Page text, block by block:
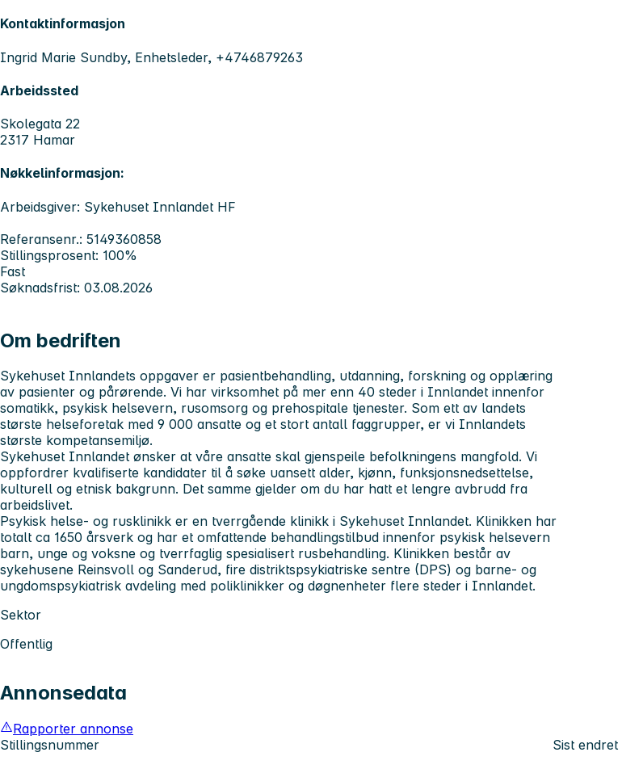
Kontaktinformasjon
Ingrid Marie Sundby, Enhetsleder, +4746879263
Arbeidssted
Skolegata 22
2317 Hamar
Nøkkelinformasjon:
Arbeidsgiver: Sykehuset Innlandet HF
Referansenr.: 5149360858
Stillingsprosent: 100%
Fast
Søknadsfrist: 03.08.2026
Om bedriften
Sykehuset Innlandets oppgaver er pasientbehandling, utdanning, forskning og opplæring
av pasienter og pårørende. Vi har virksomhet på mer enn 40 steder i Innlandet innenfor
somatikk, psykisk helsevern, rusomsorg og prehospitale tjenester. Som ett av landets
største helseforetak med 9 000 ansatte og et stort antall faggrupper, er vi Innlandets
største kompetansemiljø.
Sykehuset Innlandet ønsker at våre ansatte skal gjenspeile befolkningens mangfold. Vi
oppfordrer kvalifiserte kandidater til å søke uansett alder, kjønn, funksjonsnedsettelse,
kulturell og etnisk bakgrunn. Det samme gjelder om du har hatt et lengre avbrudd fra
arbeidslivet.
Psykisk helse- og rusklinikk er en tverrgående klinikk i Sykehuset Innlandet. Klinikken har
totalt ca 1650 årsverk og har et omfattende behandlingstilbud innenfor psykisk helsevern
barn, unge og voksne og tverrfaglig spesialisert rusbehandling. Klinikken består av
sykehusene Reinsvoll og Sanderud, fire distriktspsykiatriske sentre (DPS) og barne- og
ungdomspsykiatrisk avdeling med poliklinikker og døgnenheter flere steder i Innlandet.
Sektor
Offentlig
Annonsedata
Rapporter annonse
Stillingsnummer
Sist endret